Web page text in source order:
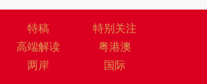
特稿
特别关注
高端解读
粤港澳
两岸
国际